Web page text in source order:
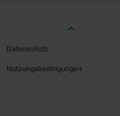
Datenschutz
Nutzungsbedingungen